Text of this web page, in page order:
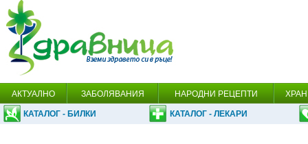
АКТУАЛНО ЗАБОЛЯВАНИЯ НАРОДНИ РЕЦЕПТИ
КАТАЛОГ - БИЛКИ КАТАЛОГ - ЛЕКАРИ